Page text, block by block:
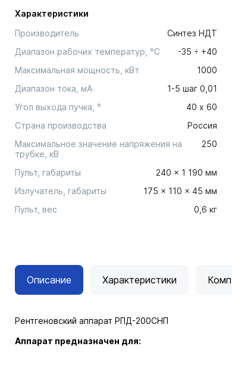
Характеристики
Производитель
Синтез НДТ
Диапазон рабочих температур, °С
-35 ÷ +40
Максимальная мощность, кВт
1000
Диапазон тока, мА
1-5 шаг 0,01
Угол выхода пучка, °
40 х 60
Страна производства
Россия
Максимальное значение напряжения на
трубке, кВ
250
Пульт, габариты
240 × 1 190 мм
Излучатель, габариты
175 × 110 × 45 мм
Пульт, вес
0,6 кг
Описание Характеристики
Рентгеновский аппарат РПД-200СНП
Аппарат предназначен для: